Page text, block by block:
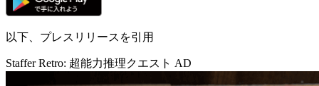
以下、プレスリリースを引用
Staffer Retro: 超能力推理クエスト AD